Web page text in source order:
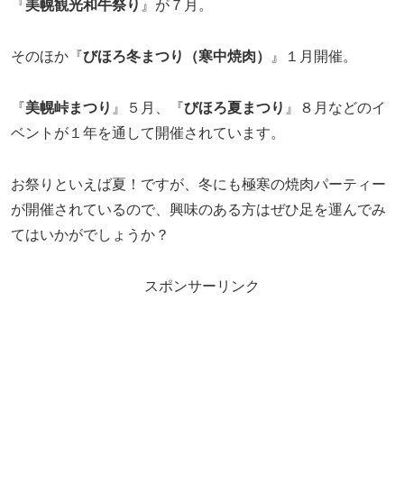
『 美幌観光和牛祭り 』が７月。
そのほか『びほろ冬まつり（寒中焼肉） 』１月開催。
『美幌峠まつり 』５月、『びほろ夏まつり 』８月などのイ
ベントが１年を通して開催されています。
お祭りといえば夏！ですが、冬にも極寒の焼肉パーティー
が開催されているので、興味のある方はぜひ足を運んでみ
てはいかがでしょうか？
スポンサーリンク